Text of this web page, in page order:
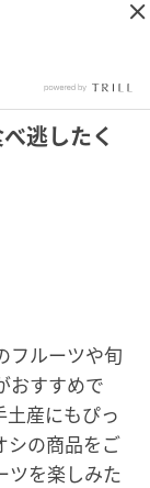
逃したく
フルーツや旬
おすすめで
土産にもぴっ
シの商品をご
ツを楽しみた